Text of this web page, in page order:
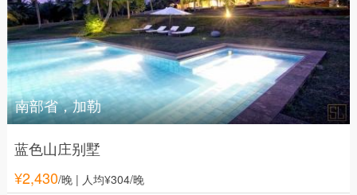
南部省，加勒
蓝色山庄别墅
¥2,430/晚| 人均¥304/晚